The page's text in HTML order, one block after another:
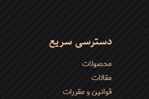
دسترسی سریع
محصولات
مقالات
قوانین و مقررات